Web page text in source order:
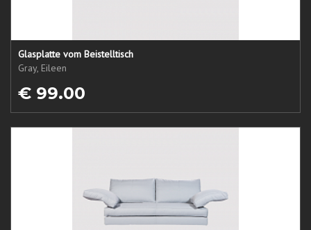
Glasplatte vom Beistelltisch
Gray, Eileen
€ 99.00